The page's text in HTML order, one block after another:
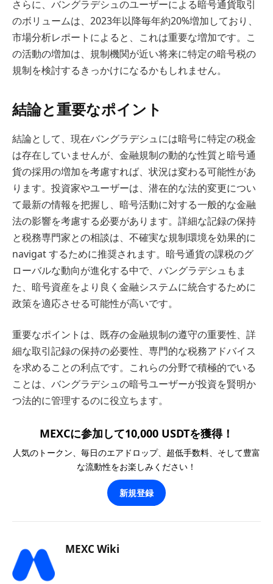
さらに、バングラデシュのユーザーによる暗号通貨取引
のボリュームは、2023年以降毎年約20%増加しており、
市場分析レポートによると、これは重要な増加です。こ
の活動の増加は、規制機関が近い将来に特定の暗号税の
規制を検討するきっかけになるかもしれません。
結論と重要なポイント
結論として、現在バングラデシュには暗号に特定の税金
は存在していませんが、金融規制の動的な性質と暗号通
貨の採用の増加を考慮すれば、状況は変わる可能性があ
ります。投資家やユーザーは、潜在的な法的変更につい
て最新の情報を把握し、暗号活動に対する一般的な金融
法の影響を考慮する必要があります。詳細な記録の保持
と税務専門家との相談は、不確実な規制環境を効果的に
navigat するために推奨されます。暗号通貨の課税のグ
ローバルな動向が進化する中で、バングラデシュもま
た、暗号資産をより良く金融システムに統合するために
政策を適応させる可能性が高いです。
重要なポイントは、既存の金融規制の遵守の重要性、詳
細な取引記録の保持の必要性、専門的な税務アドバイス
を求めることの利点です。これらの分野で積極的でいる
ことは、バングラデシュの暗号ユーザーが投資を賢明か
つ法的に管理するのに役立ちます。
MEXCに参加して10,000 USDTを獲得！
人気のトークン、毎日のエアドロップ、超低手数料、そして豊富
な流動性をお楽しみください！
新規登録
MEXC Wiki